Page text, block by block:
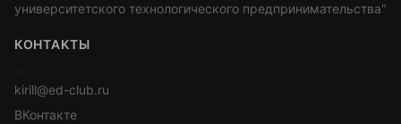
университетского технологического предпринимательства"
КОНТАКТЫ
>
kirill@ed-club.ru
ВКонтакте